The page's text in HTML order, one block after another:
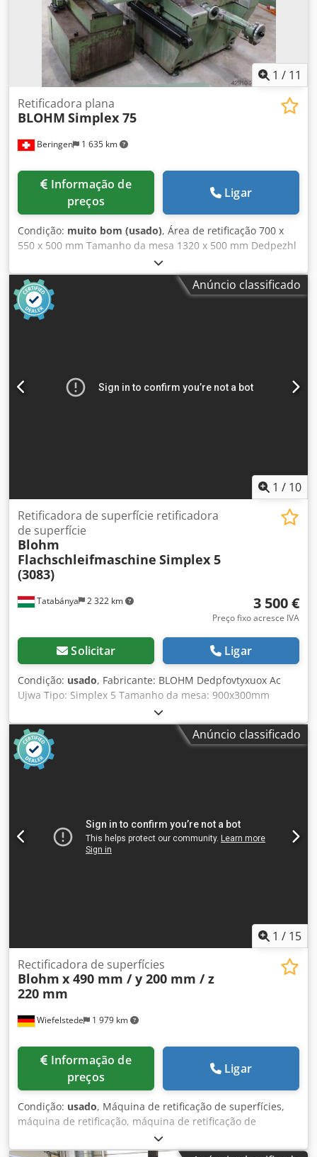
1 / 11
Beringen 1 635 km
Retificadora plana
BLOHM Simplex 75
preços
Ligar
Condição: muito bom (usado), Área de retificação 700 x
550 x 500 mm Tamanho da mesa 1320 x 500 mm Dedpezhl
Rnofx Ac Uewa Placa magnética 700 x 500 mm Tamanho do
rebolo Diâmetro x Largura x Furo 400 x 80 x 127 mm
Velocidade do rebolo 1400 / 2800 rpm Diversos acessórios
MARCELS MASCHINEN AG
Anúncio classificado
1 / 10
Tatabánya 2 322 km
Retificadora de superfície retificadora
de superfície
Blohm
Flachschleifmaschine Simplex 5
(3083)
3 500 €
Preço fixo acresce IVA
Solicitar Ligar
Condição: usado, Fabricante: BLOHM Dedpfovtyxuox Ac
Ujwa Tipo: Simplex 5 Tamanho da mesa: 900x300mm
Comprimento de trabalho: 600x300mm Sem mesa
magnética!
Anúncio classificado
1 / 15
Wiefelstede 1 979 km
Rectificadora de superfícies
Blohm x 490 mm / y 200 mm / z
220 mm
preços
Ligar
Condição: usado, Máquina de retificação de superfícies,
máquina de retificação, máquina de retificação de
superfícies horizontal, máquina de retificação de
superfícies, máquina de retificação magnética, máquina